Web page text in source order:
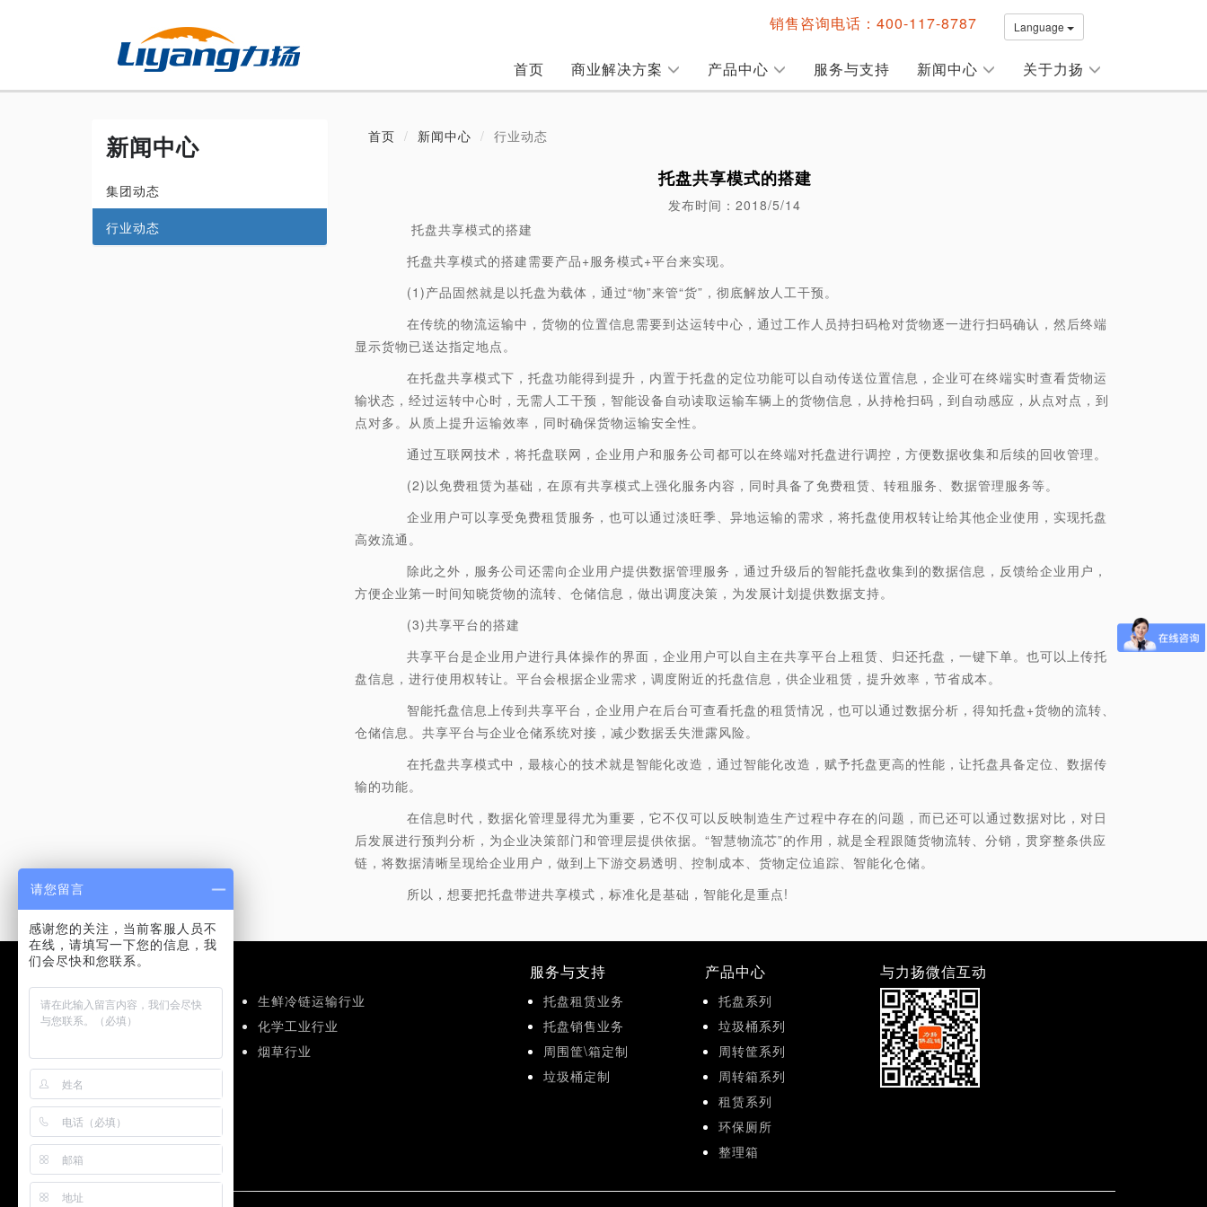
销售咨询电话：400-117-8787 Language
首页 商业解决方案 产品中心 服务与支持 新闻中心 关于力扬
新闻中心
集团动态
行业动态
首页 新闻中心 行业动态
托盘共享模式的搭建
发布时间：2018/5/14
托盘共享模式的搭建
托盘共享模式的搭建需要产品+服务模式+平台来实现。
(1)产品固然就是以托盘为载体，通过“物”来管“货”，彻底解放人工干预。
在传统的物流运输中，货物的位置信息需要到达运转中心，通过工作人员持扫码枪对货物逐一进行扫码确认，然后终端
显示货物已送达指定地点。
在托盘共享模式下，托盘功能得到提升，内置于托盘的定位功能可以自动传送位置信息，企业可在终端实时查看货物运
输状态，经过运转中心时，无需人工干预，智能设备自动读取运输车辆上的货物信息，从持枪扫码，到自动感应，从点对点，到
点对多。从质上提升运输效率，同时确保货物运输安全性。
通过互联网技术，将托盘联网，企业用户和服务公司都可以在终端对托盘进行调控，方便数据收集和后续的回收管理。
(2)以免费租赁为基础，在原有共享模式上强化服务内容，同时具备了免费租赁、转租服务、数据管理服务等。
企业用户可以享受免费租赁服务，也可以通过淡旺季、异地运输的需求，将托盘使用权转让给其他企业使用，实现托盘
高效流通。
除此之外，服务公司还需向企业用户提供数据管理服务，通过升级后的智能托盘收集到的数据信息，反馈给企业用户，
方便企业第一时间知晓货物的流转、仓储信息，做出调度决策，为发展计划提供数据支持。
(3)共享平台的搭建
共享平台是企业用户进行具体操作的界面，企业用户可以自主在共享平台上租赁、归还托盘，一键下单。也可以上传托
盘信息，进行使用权转让。平台会根据企业需求，调度附近的托盘信息，供企业租赁，提升效率，节省成本。
智能托盘信息上传到共享平台，企业用户在后台可查看托盘的租赁情况，也可以通过数据分析，得知托盘+货物的流转、
仓储信息。共享平台与企业仓储系统对接，减少数据丢失泄露风险。
在托盘共享模式中，最核心的技术就是智能化改造，通过智能化改造，赋予托盘更高的性能，让托盘具备定位、数据传
输的功能。
在信息时代，数据化管理显得尤为重要，它不仅可以反映制造生产过程中存在的问题，而已还可以通过数据对比，对日
后发展进行预判分析，为企业决策部门和管理层提供依据。“智慧物流芯”的作用，就是全程跟随货物流转、分销，贯穿整条供应
链，将数据清晰呈现给企业用户，做到上下游交易透明、控制成本、货物定位追踪、智能化仓储。
所以，想要把托盘带进共享模式，标准化是基础，智能化是重点!
应用解决方案
食品饮料运输行业
生鲜冷链运输行业
仓储物流行业
化学工业行业
烟草行业
服务与支持
托盘租赁业务
托盘销售业务
周围筐\箱定制
垃圾桶定制
产品中心
托盘系列
垃圾桶系列
周转筐系列
周转箱系列
租赁系列
环保厕所
整理箱
与力扬微信互动
请您留言
感谢您的关注，当前客服人员不
在线，请填写一下您的信息，我
们会尽快和您联系。